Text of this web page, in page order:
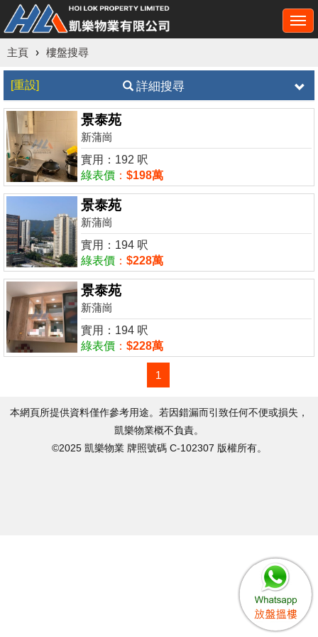
主頁 › 樓盤搜尋
[重設] 詳細搜尋
景泰苑
新蒲崗
實用：192 呎
綠表價 ： $198萬
景泰苑
新蒲崗
實用：194 呎
綠表價 ： $228萬
景泰苑
新蒲崗
實用：194 呎
綠表價 ： $228萬
1
本網頁所提供資料僅作參考用途。若因錯漏而引致任何不便或損失，
凱樂物業概不負責。
©2025 凱樂物業 牌照號碼 C-102307 版權所有。